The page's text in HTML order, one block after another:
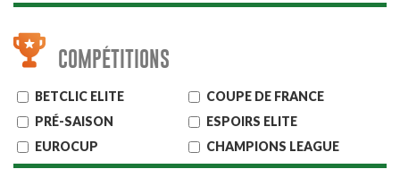
COMPÉTITIONS
BETCLIC ELITE
COUPE DE FRANCE
PRÉ-SAISON
ESPOIRS ELITE
EUROCUP
CHAMPIONS LEAGUE